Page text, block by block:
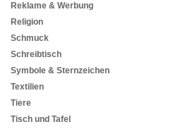
Reklame & Werbung
Religion
Schmuck
Schreibtisch
Symbole & Sternzeichen
Textilien
Tiere
Tisch und Tafel